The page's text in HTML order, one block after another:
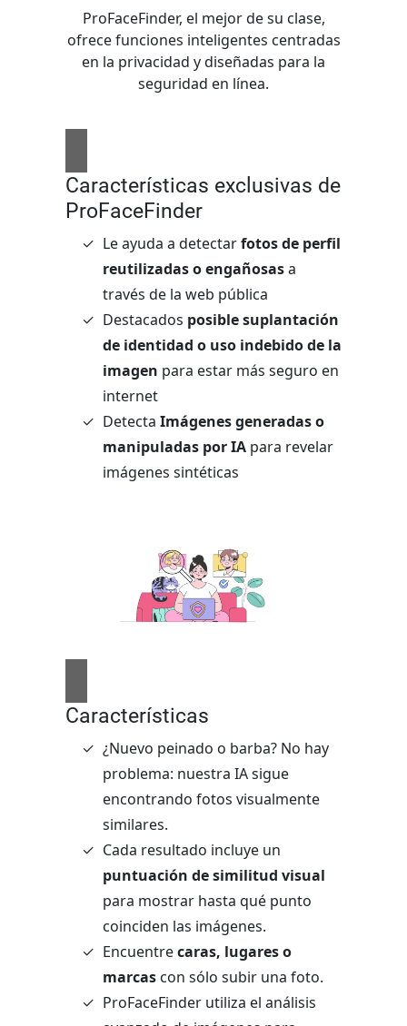
ProFaceFinder, el mejor de su clase,
ofrece funciones inteligentes centradas
en la privacidad y diseñadas para la
seguridad en línea.
Características exclusivas de
ProFaceFinder
Le ayuda a detectarfotos de perfil
reutilizadas o engañosasa
través de la web pública
Destacados posible suplantación
de identidad o uso indebido de la
imagen para estar más seguro en
internet
Detecta Imágenes generadas o
manipuladas por IApara revelar
imágenes sintéticas
Características
¿Nuevo peinado o barba? No hay
problema: nuestra IA sigue
encontrando fotos visualmente
similares.
Cada resultado incluye un
puntuación de similitud visual
para mostrar hasta qué punto
coinciden las imágenes.
Encuentrecaras, lugares o
marcascon sólo subir una foto.
ProFaceFinder utiliza el análisis